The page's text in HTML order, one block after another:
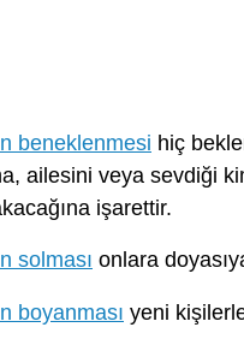
beneklenmesi hiç
ailesini veya sevdiği
işarettir.
solması onlara
boyanması yeni